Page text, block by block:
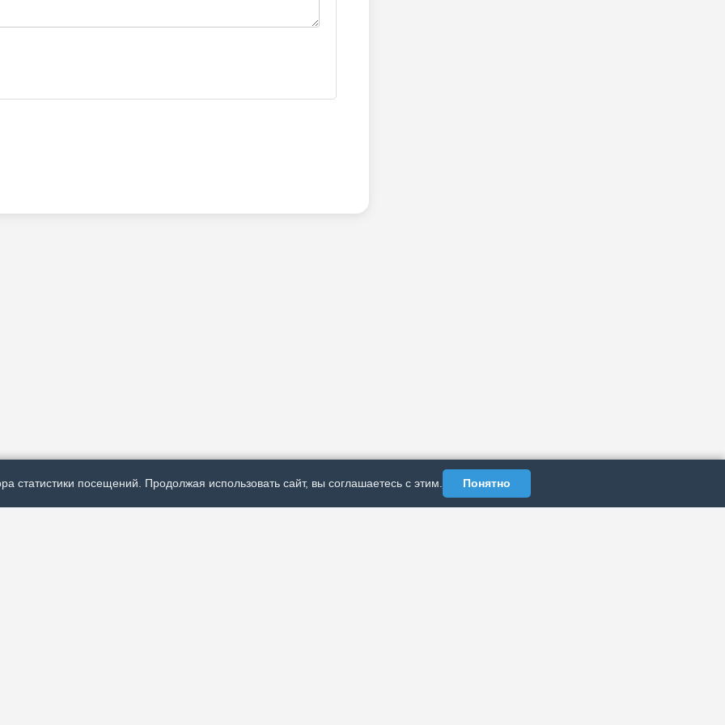
статистики посещений. Продолжая использовать сайт, вы соглашаетесь с этим. Понятно